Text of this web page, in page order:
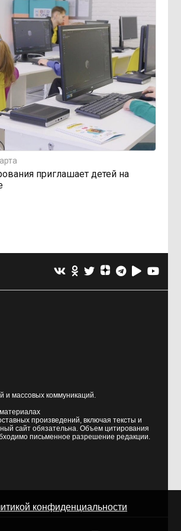
приглашает детей на
и массовых коммуникаций.
произведений, включая тексты и
сайт обязательна. Объем цитирования
письменное разрешение редакции.
конфиденциальности